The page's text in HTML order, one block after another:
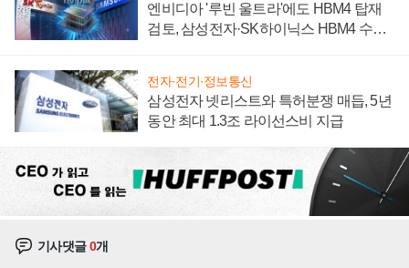
엔비디아 '루빈 울트라'에도 HBM4 탑재
검토, 삼성전자·SK하이닉스 HBM4 수율
전자·전기·정보통신
삼성전자 넷리스트와 특허분쟁 매듭, 5년
동안 최대 1.3조 라이선스비 지급
기사댓글0개